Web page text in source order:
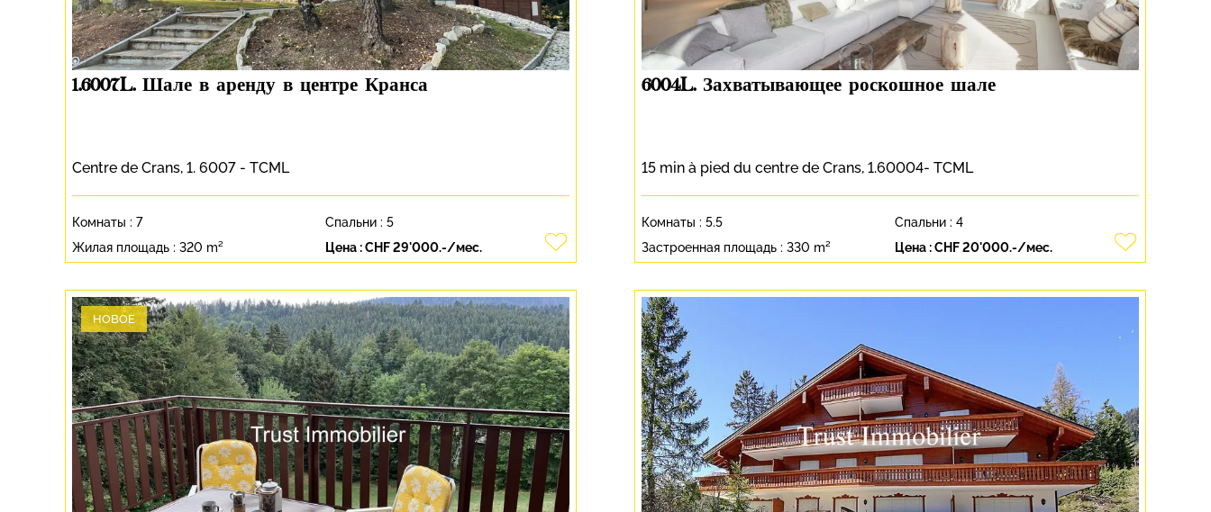
1.6007L. Шале в аренду в центре Кранса
Centre de Crans, 1. 6007 - TCML
Цена :CHF 29'000.-/мес.
Комнаты : 7 Спальни : 5
Жилая площадь : 320 m²
6004L. Захватывающее роскошное шале
15 min à pied du centre de Crans, 1.60004- TCML
Цена :CHF 20'000.-/мес.
Комнаты : 5.5 Спальни : 4
Застроенная площадь : 330 m²
НОВОЕ